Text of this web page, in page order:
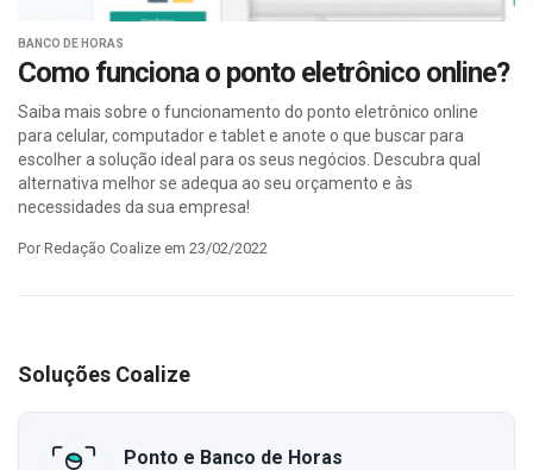
BANCO DE HORAS
Como funciona o ponto eletrônico online?
Saiba mais sobre o funcionamento do ponto eletrônico online
para celular, computador e tablet e anote o que buscar para
escolher a solução ideal para os seus negócios. Descubra qual
alternativa melhor se adequa ao seu orçamento e às
necessidades da sua empresa!
Por Redação Coalize em 23/02/2022
Soluções Coalize
Ponto e Banco de Horas